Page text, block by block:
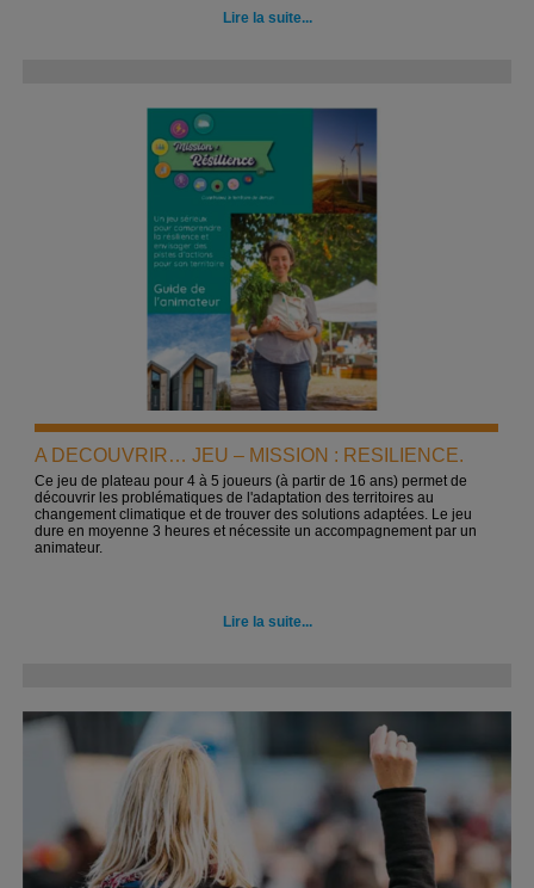
Lire la suite...
A DECOUVRIR… JEU – MISSION : RESILIENCE.
Ce jeu de plateau pour 4 à 5 joueurs (à partir de 16 ans) permet de
découvrir les problématiques de l'adaptation des territoires au
changement climatique et de trouver des solutions adaptées. Le jeu
dure en moyenne 3 heures et nécessite un accompagnement par un
animateur.
Lire la suite...